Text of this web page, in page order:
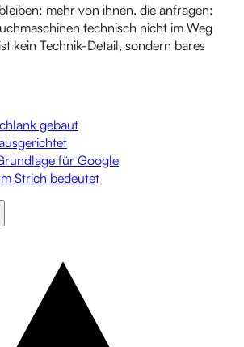
mehr von ihnen, die anfragen;
technisch nicht im Weg
kein Technik-Detail, sondern bares
gebaut
für Google
Strich bedeutet